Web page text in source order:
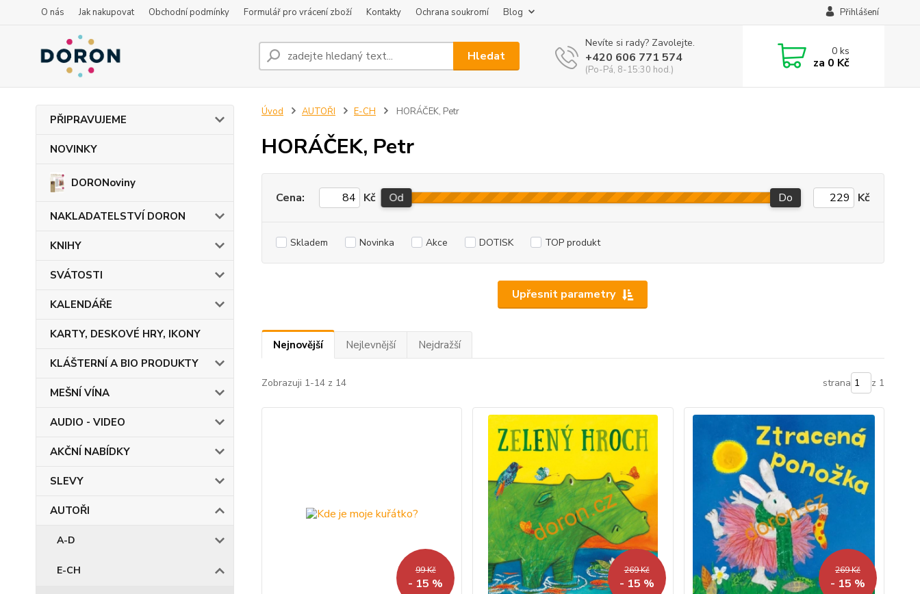
O nás Jak nakupovat Obchodní podmínky Formulář pro vrácení zboží Kontakty Ochrana soukromí Blog Přihlášení
Hledat
Nevíte si rady? Zavolejte.
+420 606 771 574
(Po-Pá, 8-15:30 hod.)
0ks
za 0 Kč
PŘIPRAVUJEME
NOVINKY
DORONoviny
NAKLADATELSTVÍ DORON
KNIHY
SVÁTOSTI
KALENDÁŘE
KARTY, DESKOVÉ HRY, IKONY
KLÁŠTERNÍ A BIO PRODUKTY
MEŠNÍ VÍNA
AUDIO - VIDEO
AKČNÍ NABÍDKY
SLEVY
AUTOŘI
A-D
E-CH
Úvod AUTOŘI E-CH HORÁČEK, Petr
HORÁČEK, Petr
Upřesnit parametry
Cena: Kč Od Do Kč
Skladem Novinka Akce DOTISK TOP produkt
Nejnovější Nejlevnější Nejdražší
Zobrazuji 1-14 z 14 strana z 1
99 Kč
- 15 %
269 Kč
- 15 %
269 Kč
- 15 %